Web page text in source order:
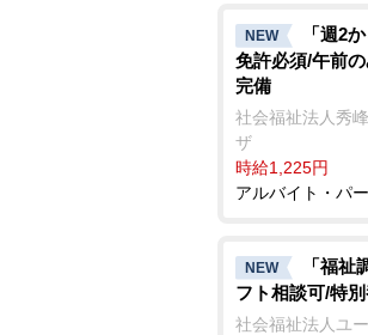
NEW
「週2
免許必須/午前
完備
社会福祉法人秀
ザ
時給1,225円
アルバイト・パ
NEW
「福
フト相談可/特
社会福祉法人ユ